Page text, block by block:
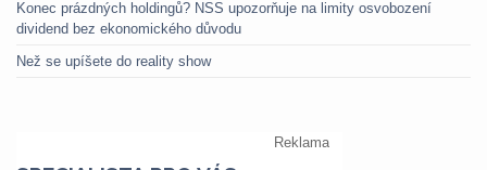
Konec prázdných holdingů? NSS upozorňuje na limity osvobození
dividend bez ekonomického důvodu
Než se upíšete do reality show